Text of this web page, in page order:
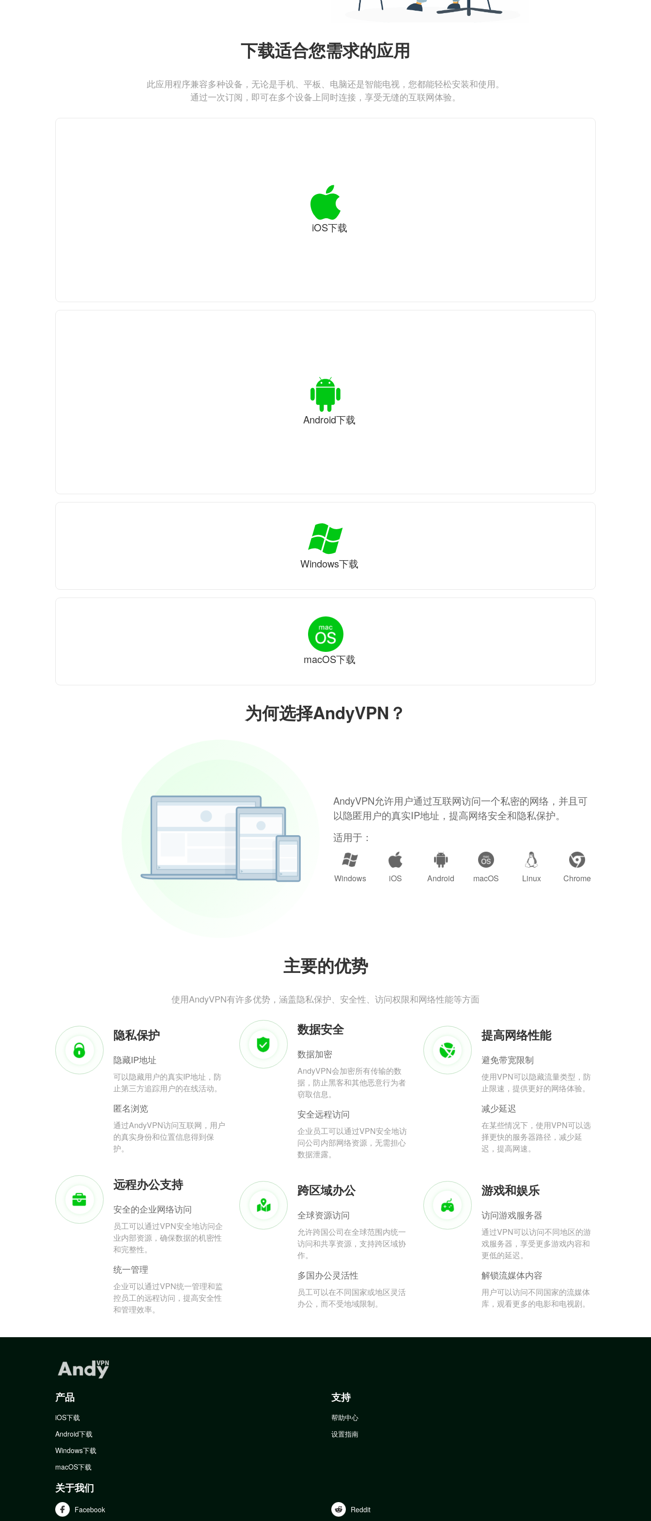
为何选择AndyVPN？
AndyVPN允许用户通过互联网访问一个私密的网络，并且可
以隐匿用户的真实IP地址，提高网络安全和隐私保护。
适用于：
Windows iOS Android macOS Linux Chrome
主要的优势
使用AndyVPN有许多优势，涵盖隐私保护、安全性、访问权限和网络性能等方面
隐私保护
隐藏IP地址
可以隐藏用户的真实IP地址，防
止第三方追踪用户的在线活动。
匿名浏览
通过AndyVPN访问互联网，用户
的真实身份和位置信息得到保
护。
数据安全
数据加密
AndyVPN会加密所有传输的数
据，防止黑客和其他恶意行为者
窃取信息。
安全远程访问
企业员工可以通过VPN安全地访
问公司内部网络资源，无需担心
数据泄露。
提高网络性能
避免带宽限制
使用VPN可以隐藏流量类型，防
止限速，提供更好的网络体验。
减少延迟
在某些情况下，使用VPN可以选
择更快的服务器路径，减少延
迟，提高网速。
远程办公支持
安全的企业网络访问
员工可以通过VPN安全地访问企
业内部资源，确保数据的机密性
和完整性。
统一管理
企业可以通过VPN统一管理和监
控员工的远程访问，提高安全性
和管理效率。
跨区域办公
全球资源访问
允许跨国公司在全球范围内统一
访问和共享资源，支持跨区域协
作。
多国办公灵活性
员工可以在不同国家或地区灵活
办公，而不受地域限制。
游戏和娱乐
访问游戏服务器
通过VPN可以访问不同地区的游
戏服务器，享受更多游戏内容和
更低的延迟。
解锁流媒体内容
用户可以访问不同国家的流媒体
库，观看更多的电影和电视剧。
下载适合您需求的应用
此应用程序兼容多种设备，无论是手机、平板、电脑还是智能电视，您都能轻松安装和使用。
通过一次订阅，即可在多个设备上同时连接，享受无缝的互联网体验。
iOS下载
Android下载
Windows下载
macOS下载
产品
iOS下载
Android下载
Windows下载
macOS下载
支持
帮助中心
设置指南
关于我们
Facebook Reddit